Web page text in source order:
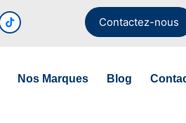
Contactez-nous
Nos Marques Blog